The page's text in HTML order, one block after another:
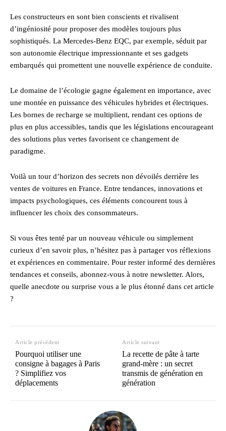
Les constructeurs en sont bien conscients et rivalisent
d’ingéniosité pour proposer des modèles toujours plus
sophistiqués. La Mercedes-Benz EQC, par exemple, séduit par
son autonomie électrique impressionnante et ses gadgets
embarqués qui promettent une nouvelle expérience de conduite.
Le domaine de l’écologie gagne également en importance, avec
une montée en puissance des véhicules hybrides et électriques.
Les bornes de recharge se multiplient, rendant ces options de
plus en plus accessibles, tandis que les législations encourageant
des solutions plus vertes favorisent ce changement de
paradigme.
Voilà un tour d’horizon des secrets non dévoilés derrière les
ventes de voitures en France. Entre tendances, innovations et
impacts psychologiques, ces éléments concourent tous à
influencer les choix des consommateurs.
Si vous êtes tenté par un nouveau véhicule ou simplement
curieux d’en savoir plus, n’hésitez pas à partager vos réflexions
et expériences en commentaire. Pour rester informé des dernières
tendances et conseils, abonnez-vous à notre newsletter. Alors,
quelle anecdote ou surprise vous a le plus étonné dans cet article
?
Article précédent
Pourquoi utiliser une
consigne à bagages à Paris
? Simplifiez vos
déplacements
Article suivant
La recette de pâte à tarte
grand-mère : un secret
transmis de génération en
génération